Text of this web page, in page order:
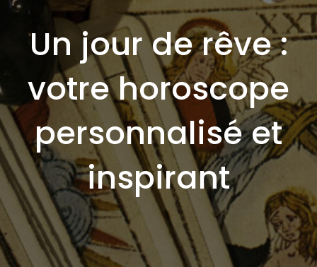
Un jour de rêve :
votre horoscope
personnalisé et
inspirant